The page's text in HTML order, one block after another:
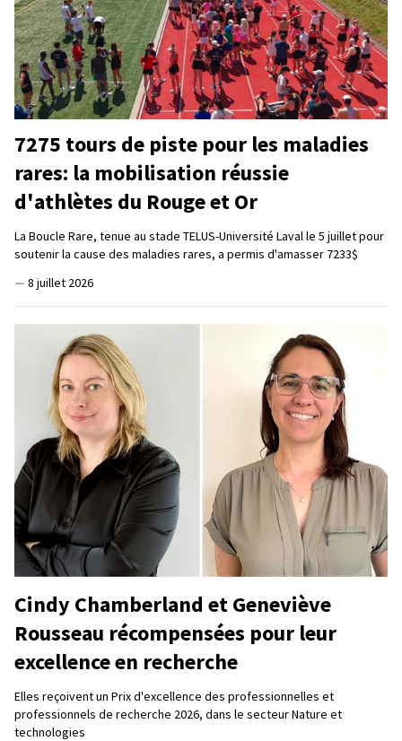
7275 tours de piste pour les maladies
rares: la mobilisation réussie
d'athlètes du Rouge et Or
La Boucle Rare, tenue au stade TELUS-Université Laval le 5 juillet pour
soutenir la cause des maladies rares, a permis d'amasser 7233$
— 8 juillet 2026
Cindy Chamberland et Geneviève
Rousseau récompensées pour leur
excellence en recherche
Elles reçoivent un Prix d'excellence des professionnelles et
professionnels de recherche 2026, dans le secteur Nature et
technologies